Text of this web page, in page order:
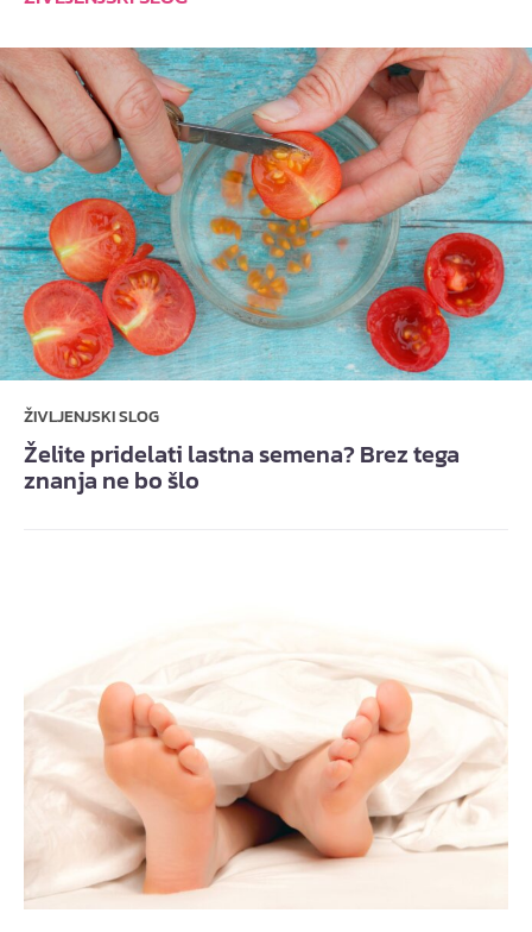
ŽIVLJENJSKI SLOG
Želite pridelati lastna semena? Brez tega
znanja ne bo šlo